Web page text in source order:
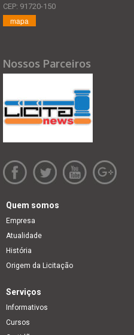
CEP: 91720-150
mapa
Nossos Parceiros
Quem somos
Empresa
Atualidade
História
Origem da Licitação
Serviços
Informativos
Cursos